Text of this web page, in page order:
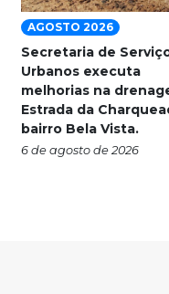
AGOSTO 2026
Secretaria de
Urbanos executa
melhorias na
Estrada da
bairro Bela Vista.
6 de agosto de 2026